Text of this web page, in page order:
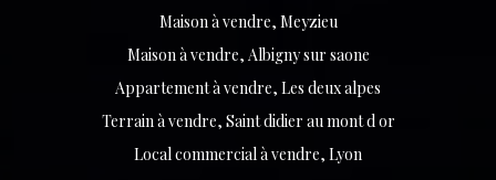
Maison à vendre, Meyzieu
Maison à vendre, Albigny sur saone
Appartement à vendre, Les deux alpes
Terrain à vendre, Saint didier au mont d or
Local commercial à vendre, Lyon